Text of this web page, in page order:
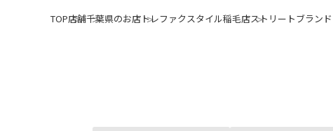
TOP店舗千葉県のお店 トレファクスタイル稲毛店ストリートブランド